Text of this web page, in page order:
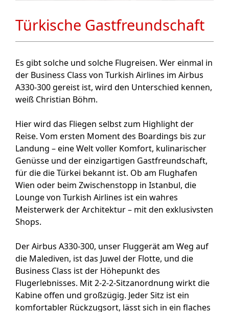
Türkische Gastfreundschaft
Es gibt solche und solche Flugreisen. Wer einmal in
der Business Class von Turkish Airlines im Airbus
A330-300 gereist ist, wird den Unterschied kennen,
weiß Christian Böhm.
Hier wird das Fliegen selbst zum Highlight der
Reise. Vom ersten Moment des Boardings bis zur
Landung – eine Welt voller Komfort, kulinarischer
Genüsse und der einzigartigen Gastfreundschaft,
für die die Türkei bekannt ist. Ob am Flughafen
Wien oder beim Zwischenstopp in Istanbul, die
Lounge von Turkish Airlines ist ein wahres
Meisterwerk der Architektur – mit den exklusivsten
Shops.
Der Airbus A330-300, unser Fluggerät am Weg auf
die Malediven, ist das Juwel der Flotte, und die
Business Class ist der Höhepunkt des
Flugerlebnisses. Mit 2-2-2-Sitzanordnung wirkt die
Kabine offen und großzügig. Jeder Sitz ist ein
komfortabler Rückzugsort, lässt sich in ein flaches